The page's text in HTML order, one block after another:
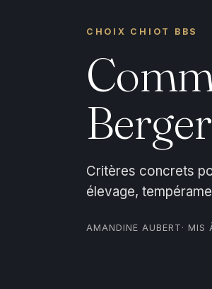
CHOIX CHIOT BBS
Critères concrets
élevage,
AMANDINE AUBERT · MIS